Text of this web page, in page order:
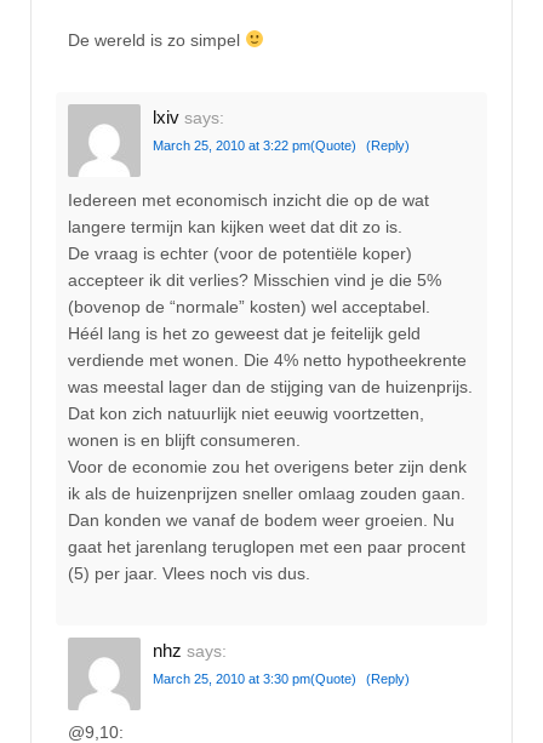
De wereld is zo simpel
lxiv says:
March 25, 2010 at 3:22 pm(Quote) (Reply)
Iedereen met economisch inzicht die op de wat
langere termijn kan kijken weet dat dit zo is.
De vraag is echter (voor de potentiële koper)
accepteer ik dit verlies? Misschien vind je die 5%
(bovenop de “normale” kosten) wel acceptabel.
Héél lang is het zo geweest dat je feitelijk geld
verdiende met wonen. Die 4% netto hypotheekrente
was meestal lager dan de stijging van de huizenprijs.
Dat kon zich natuurlijk niet eeuwig voortzetten,
wonen is en blijft consumeren.
Voor de economie zou het overigens beter zijn denk
ik als de huizenprijzen sneller omlaag zouden gaan.
Dan konden we vanaf de bodem weer groeien. Nu
gaat het jarenlang teruglopen met een paar procent
(5) per jaar. Vlees noch vis dus.
nhz says:
March 25, 2010 at 3:30 pm(Quote) (Reply)
@9,10: